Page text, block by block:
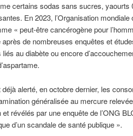
certains sodas sans sucres, yaourts
En 2023, l’Organisation
« peut-être cancérogène pour
de nombreuses enquêtes et
au diabète ou encore
alerté, en octobre dernier, les
généralisée au mercure
et révélés par une enquête de l’ONG
d’un scandale de santé publique ».